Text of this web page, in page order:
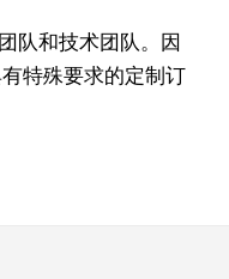
队和技术团队。因
特殊要求的定制订